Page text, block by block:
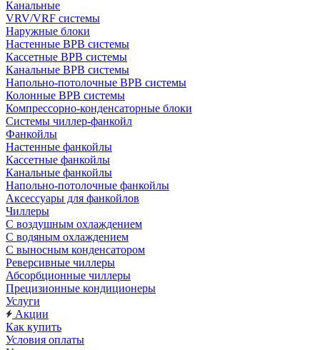
Канальные
VRV/VRF системы
Наружные блоки
Настенные ВРВ системы
Кассетные ВРВ системы
Канальные ВРВ системы
Напольно-потолочные ВРВ системы
Колонные ВРВ системы
Компрессорно-конденсаторные блоки
Системы чиллер-фанкойл
Фанкойлы
Настенные фанкойлы
Кассетные фанкойлы
Канальные фанкойлы
Напольно-потолочные фанкойлы
Аксессуары для фанкойлов
Чиллеры
С воздушным охлаждением
С водяным охлаждением
С выносным конденсатором
Реверсивные чиллеры
Абсорбционные чиллеры
Прецизионные кондиционеры
Услуги
Акции
Как купить
Условия оплаты